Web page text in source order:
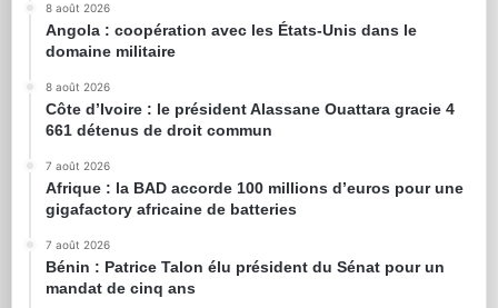
8 août 2026
Angola : coopération avec les États-Unis dans le
domaine militaire
8 août 2026
Côte d’Ivoire : le président Alassane Ouattara gracie 4
661 détenus de droit commun
7 août 2026
Afrique : la BAD accorde 100 millions d’euros pour une
gigafactory africaine de batteries
7 août 2026
Bénin : Patrice Talon élu président du Sénat pour un
mandat de cinq ans